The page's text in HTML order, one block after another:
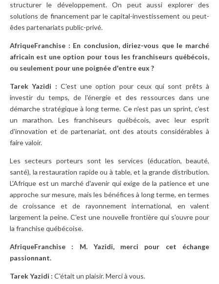
structurer le développement. On peut aussi explorer des
solutions de financement par le capital-investissement ou peut-
êdes partenariats public-privé.
AfriqueFranchise : En conclusion, diriez-vous que le marché
africain est une option pour tous les franchiseurs québécois,
ou seulement pour une poignée d'entre eux ?
Tarek Yazidi : C'est une option pour ceux qui sont prêts à
investir du temps, de l'énergie et des ressources dans une
démarche stratégique à long terme. Ce n'est pas un sprint, c'est
un marathon. Les franchiseurs québécois, avec leur esprit
d'innovation et de partenariat, ont des atouts considérables à
faire valoir.
Les secteurs porteurs sont les services (éducation, beauté,
santé), la restauration rapide ou à table, et la grande distribution.
L'Afrique est un marché d'avenir qui exige de la patience et une
approche sur mesure, mais les bénéfices à long terme, en termes
de croissance et de rayonnement international, en valent
largement la peine. C'est une nouvelle frontière qui s'ouvre pour
la franchise québécoise.
AfriqueFranchise : M. Yazidi, merci pour cet échange
passionnant.
Tarek Yazidi : C'était un plaisir. Merci à vous.